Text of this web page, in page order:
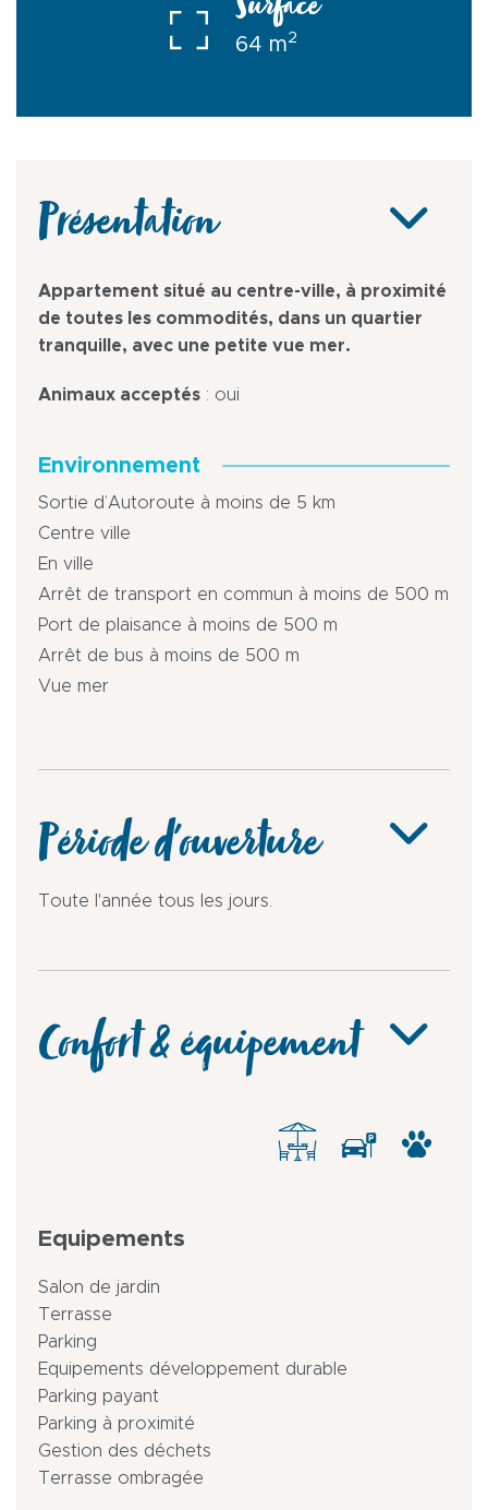
Surface
64 m2
Présentation
Appartement situé au centre-ville, à proximité
de toutes les commodités, dans un quartier
tranquille, avec une petite vue mer.
Animaux acceptés : oui
Environnement
Sortie d’Autoroute à moins de 5 km
Centre ville
En ville
Arrêt de transport en commun à moins de 500 m
Port de plaisance à moins de 500 m
Arrêt de bus à moins de 500 m
Vue mer
Période d'ouverture
Toute l'année tous les jours.
Confort & équipement
Equipements
Salon de jardin
Terrasse
Parking
Equipements développement durable
Parking payant
Parking à proximité
Gestion des déchets
Terrasse ombragée